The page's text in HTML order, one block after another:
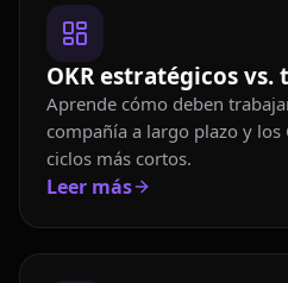
OKR estratégicos vs.
Aprende cómo deben
compañía a largo plazo y los
ciclos más cortos.
Leer más